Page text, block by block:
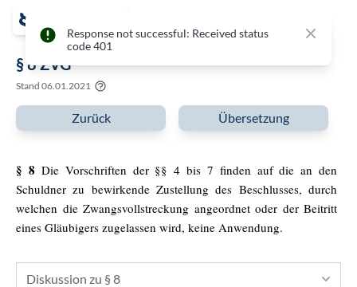
Response not successful: Received status
code 401
Close
§ 8 ZVG
Stand 06.01.2021
Zurück Übersetzung
§ 8 Die Vorschriften der §§ 4 bis 7 finden auf die an den
Schuldner zu bewirkende Zustellung des Beschlusses, durch
welchen die Zwangsvollstreckung angeordnet oder der Beitritt
eines Gläubigers zugelassen wird, keine Anwendung.
Diskussion zu § 8